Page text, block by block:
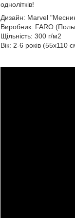
однолітків!
Дизайн: Marvel
Виробник: FARO
Щільність: 300 г/м2
Вік: 2-6 років (55x110